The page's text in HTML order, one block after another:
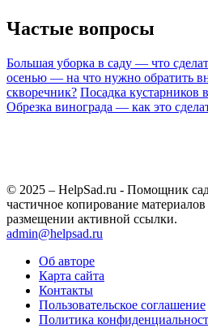
Частые вопросы
Большая уборка в саду — что
осенью — на что нужно обратить
скворечник? Посадка кустарников
Обрезка винограда — как это
© 2025 – HelpSad.ru - Помощник
частичное копирование
размещении активной ссылки.
admin@helpsad.ru
Об авторе
Карта сайта
Контакты
Пользовательское соглашение
Политика